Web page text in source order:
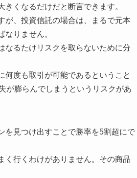
くなるだけだと断言できます。
が、投資信託の場合は、まるで元本
りません。
なるたけリスクを取らないために分
何度も取引が可能であるということ
が膨らんでしまうというリスクがあ
を見つけ出すことで勝率を5割超にで
く行くわけがありません。その商品